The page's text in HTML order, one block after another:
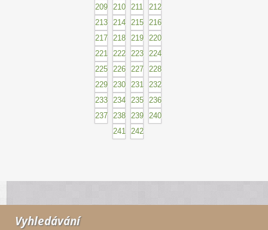
209
210 211
212
213
214 215
216
217
218 219
220
221
222 223
224
225
226 227
228
229
230 231
232
233
234 235
236
237
238 239
240
241
242
Vyhledávání